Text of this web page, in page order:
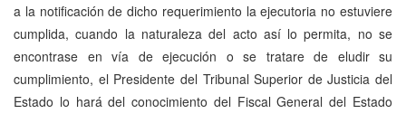
a la notificación de dicho requerimiento la ejecutoria no estuviere
cumplida, cuando la naturaleza del acto así lo permita, no se
encontrase en vía de ejecución o se tratare de eludir su
cumplimiento, el Presidente del Tribunal Superior de Justicia del
Estado lo hará del conocimiento del Fiscal General del Estado